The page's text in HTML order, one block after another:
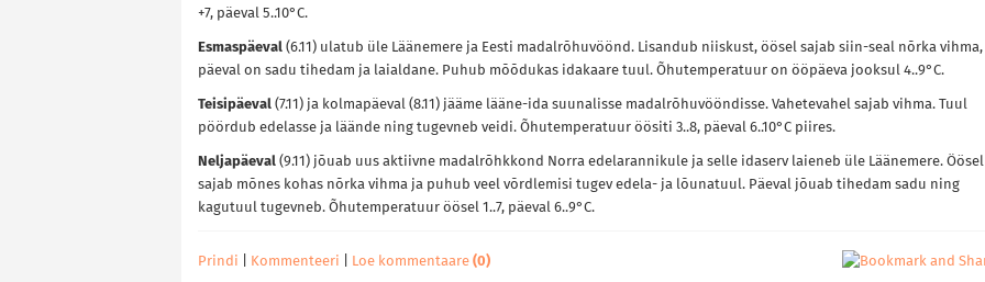
+7, päeval 5..10°C.
Esmaspäeval(6.11) ulatub üle Läänemere ja Eesti madalrõhuvöönd. Lisandub niiskust, öösel sajab siin-seal nõrka vihma,
päeval on sadu tihedam ja laialdane. Puhub mõõdukas idakaare tuul. Õhutemperatuur on ööpäeva jooksul 4..9°C.
Teisipäeval(7.11) ja kolmapäeval (8.11) jääme lääne-ida suunalisse madalrõhuvööndisse. Vahetevahel sajab vihma. Tuul
pöördub edelasse ja läände ning tugevneb veidi. Õhutemperatuur öösiti 3..8, päeval 6..10°C piires.
Neljapäeval(9.11) jõuab uus aktiivne madalrõhkkond Norra edelarannikule ja selle idaserv laieneb üle Läänemere. Öösel
sajab mõnes kohas nõrka vihma ja puhub veel võrdlemisi tugev edela- ja lõunatuul. Päeval jõuab tihedam sadu ning
kagutuul tugevneb. Õhutemperatuur öösel 1..7, päeval 6..9°C.
Prindi Kommenteeri Loe kommentaare (0)